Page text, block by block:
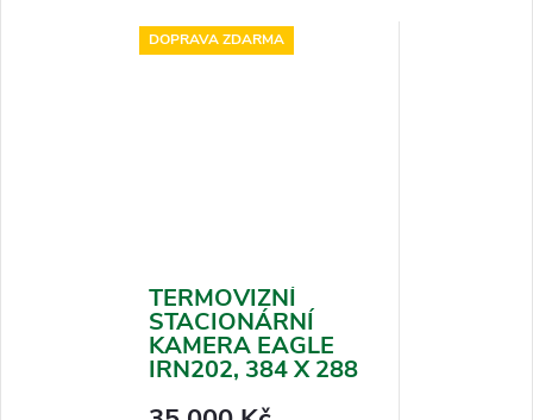
DOPRAVA ZDARMA
TERMOVIZNÍ
STACIONÁRNÍ
KAMERA EAGLE
IRN202, 384 X 288